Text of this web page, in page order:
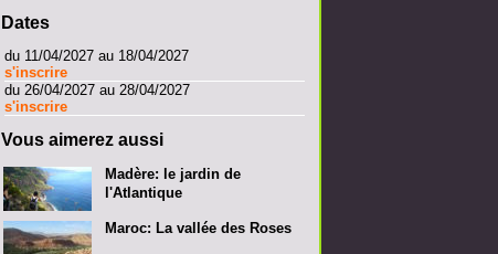
Dates
du 11/04/2027 au 18/04/2027
s'inscrire
du 26/04/2027 au 28/04/2027
s'inscrire
Vous aimerez aussi
Madère: le jardin de
l'Atlantique
Maroc: La vallée des Roses